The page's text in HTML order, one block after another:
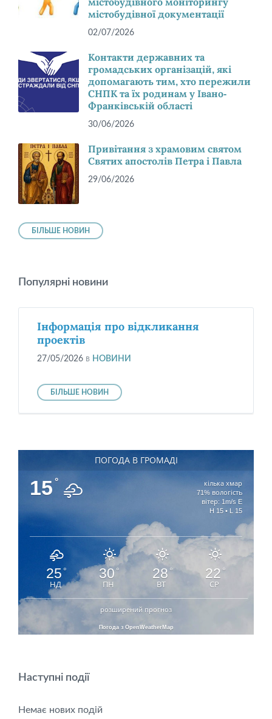
містобудівної документації
02/07/2026
Контакти державних та
громадських організацій, які
допомагають тим, хто пережили
СНПК та їх родинам у Івано-
Франківській області
30/06/2026
Привітання з храмовим святом
Святих апостолів Петра і Павла
29/06/2026
БІЛЬШЕ НОВИН
Популярні новини
Інформація про відкликання
проектів
27/05/2026 в НОВИНИ
БІЛЬШЕ НОВИН
ПОГОДА В ГРОМАДІ
15 °
кілька хмар
71% вологість
вітер: 1m/s E
H 15 • L 15
25 °
НД
30°
ПН
28 °
ВТ
22 °
СР
розширений прогноз
Погода з OpenWeatherMap
Наступні події
Немає нових подій